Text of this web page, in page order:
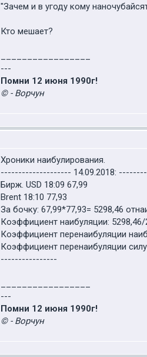
"Зачем и в угоду кому
Кто мешает?
---
Помни 12 июня 1990г!
© - Ворчун
Хроники наибулирования.
-------------------- 14.09.2018:
Бирж. USD 18:09 67,99
Brent 18:10 77,93
За бочку: 67,99*77,93= 5298,46
Коэффициент наибуляции: 5298,46/
Коэффициент перенаибуляции
Коэффициент перенаибуляции
----------------
---
Помни 12 июня 1990г!
© - Ворчун